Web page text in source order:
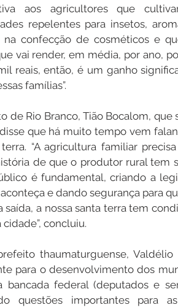
aos agricultores que
repelentes para insetos,
na confecção de cosméticos e
vai render, em média, por ano,
reais, então, é um ganho
famílias”.
de Rio Branco, Tião Bocalom,
que há muito tempo vem
“A agricultura familiar
de que o produtor rural tem
é fundamental, criando a
e dando segurança para
saída, a nossa santa terra tem
cidade”, concluiu.
thaumaturguense,
para o desenvolvimento dos
bancada federal (deputados e
questões importantes para